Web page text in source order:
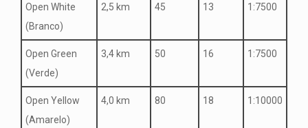
Open White
(Branco)
2,5 km 45 13 1:7500
Open Green
(Verde)
3,4 km 50 16 1:7500
Open Yellow
(Amarelo)
4,0 km 80 18 1:10000